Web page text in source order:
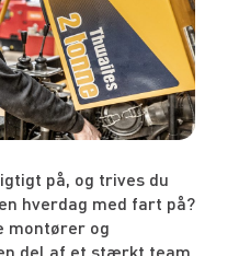
på, og trives du
hverdag med fart på?
montører og